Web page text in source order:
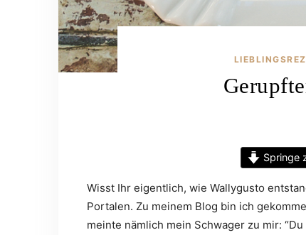
Springe
Wisst Ihr eigentlich, wie Wallygusto
Portalen. Zu meinem Blog bin ich
meinte nämlich mein Schwager zu mir: